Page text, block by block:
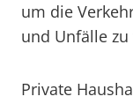
um die
und Unfälle
Private